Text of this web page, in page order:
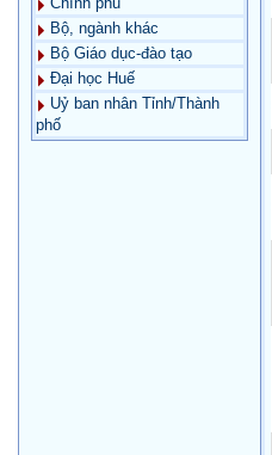
Bộ, ngành khác
Bộ Giáo dục-đào tạo
Đại học Huế
Uỷ ban nhân Tỉnh/Thành
phố